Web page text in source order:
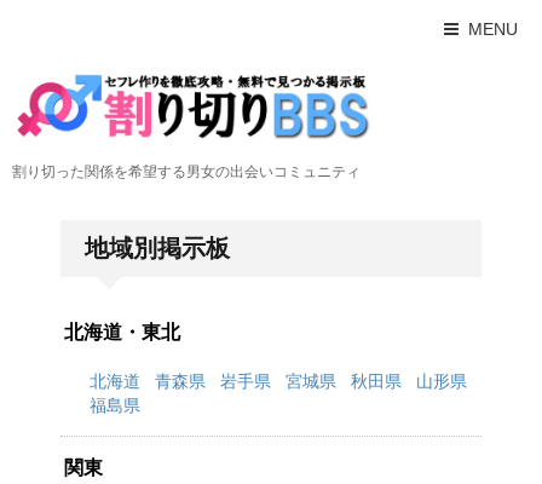
MENU
割り切った関係を希望する男女の出会いコミュニティ
地域別掲示板
北海道・東北
北海道 青森県 岩手県 宮城県 秋田県
山形県
福島県
関東